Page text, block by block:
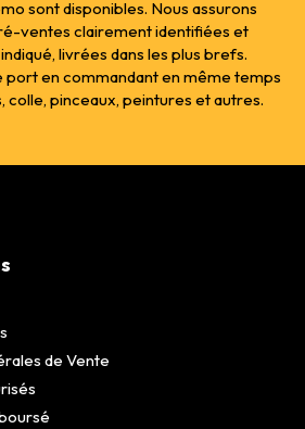
sont disponibles. Nous assurons
ventes clairement identifiées et
livrées dans les plus brefs.
port en commandant en même temps
colle, pinceaux, peintures et autres.
de Vente